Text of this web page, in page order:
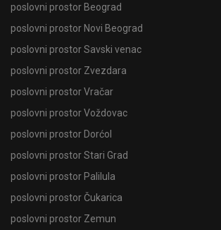
poslovni prostor Beograd
poslovni prostor Novi Beograd
poslovni prostor Savski venac
poslovni prostor Zvezdara
poslovni prostor Vračar
poslovni prostor Voždovac
poslovni prostor Dorćol
poslovni prostor Stari Grad
poslovni prostor Palilula
poslovni prostor Čukarica
poslovni prostor Zemun